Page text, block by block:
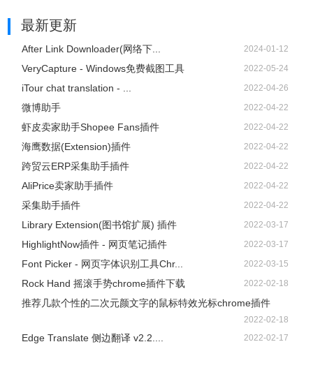
最新更新
After Link Downloader(网络下... 2024-01-12
VeryCapture - Windows免费截图工具 2022-05-24
iTour chat translation - ... 2022-04-26
微博助手 2022-04-22
虾皮卖家助手Shopee Fans插件 2022-04-22
海鹰数据(Extension)插件 2022-04-22
跨贸云ERP采集助手插件 2022-04-22
AliPrice卖家助手插件 2022-04-22
采集助手插件 2022-04-22
Library Extension(图书馆扩展) 插件 2022-03-17
HighlightNow插件 - 网页笔记插件 2022-03-17
Font Picker - 网页字体识别工具Chr... 2022-03-15
Rock Hand 摇滚手势chrome插件下载 2022-02-18
推荐几款个性的二次元颜文字的鼠标特效光标chrome插件
2022-02-18
Edge Translate 侧边翻译 v2.2.... 2022-02-17